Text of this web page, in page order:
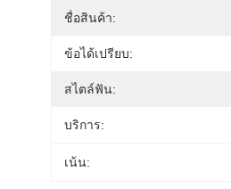
ชื่อสินค้า:
ข้อได้เปรียบ:
สไตล์ฟัน:
บริการ:
เน้น: